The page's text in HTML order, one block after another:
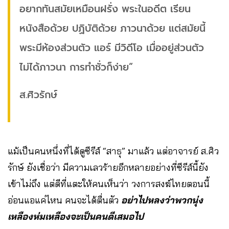
อยากทันสมัยเหมือนฝรั่ง พระในอดีต เรียน
หนังสือด้วย ปฏิบัติด้วย ภาวนาด้วย แต่สมัยนี้
พระมีห้องส่วนตัว แอร์ มีวิดีโอ เมื่ออยู่ส่วนตัว
ไม่ได้ภาวนา การทำชั่วก็ง่าย”
ส.ศิวรักษ์
แม้เป็นคนหนึ่งที่ได้ดูซีรีส์ “สาธุ” มาแล้ว แต่อาจารย์ ส.ศิว
รักษ์ ยังเชื่อว่า มีความเลวร้ายอีกหลายอย่างที่ซีรีส์นี้ยัง
เข้าไม่ถึง แต่ดีที่แตะให้คนเห็นว่า วงการสงฆ์ไทยตอนนี้
อ่อนแอแค่ไหน คนจะได้ตื่นตัว อย่าไปหลงว่าพวกนุ่ง
เหลืองห่มเหลืองจะเป็นคนดีเสมอไป